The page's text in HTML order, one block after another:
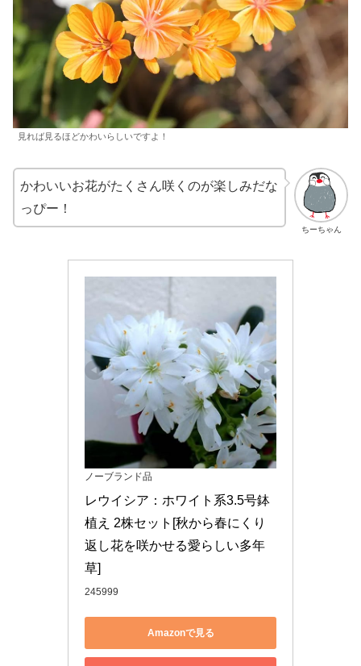
見れば見るほどかわいらしいですよ！
ちーちゃん
かわいいお花がたくさん咲くのが楽しみだな
っぴー！
ノーブランド品
レウイシア：ホワイト系3.5号鉢
植え 2株セット[秋から春にくり
返し花を咲かせる愛らしい多年
草]
245999
Amazonで見る